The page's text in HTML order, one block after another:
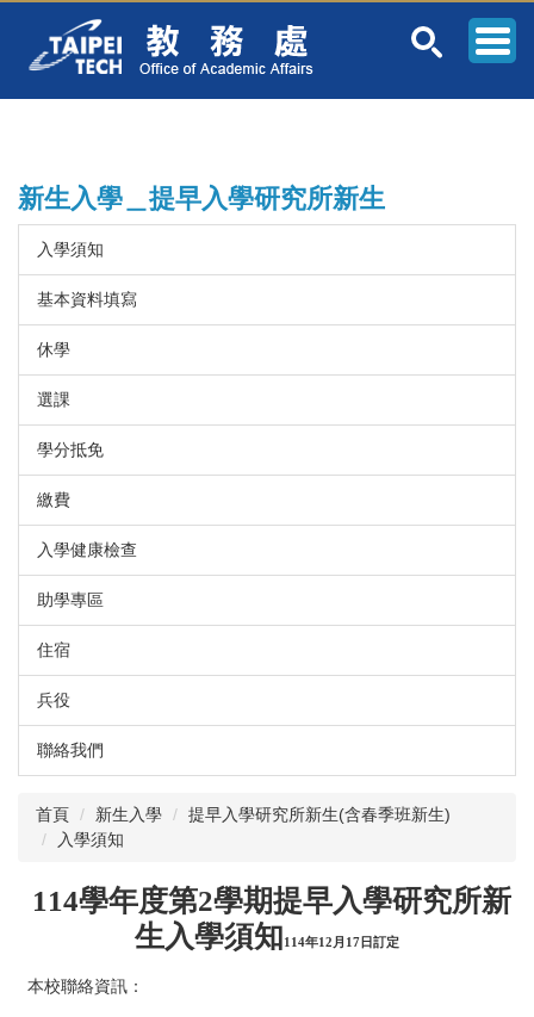
新生入學＿提早入學研究所新生
入學須知
基本資料填寫
休學
選課
學分抵免
繳費
入學健康檢查
助學專區
住宿
兵役
聯絡我們
首頁 新生入學
提早入學研究所新生(含春季班新生)
入學須知
114學年度第2學期提早入學研究所新
生入學須知114年12月17日訂定
本校聯絡資訊：